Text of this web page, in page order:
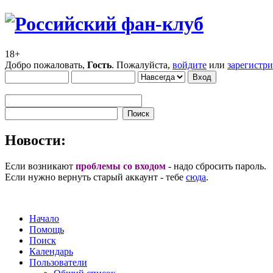
18+
Добро пожаловать, Гость. Пожалуйста, войдите или
Новости:
Если возникают проблемы со входом - надо сбросить пароль.
Если нужно вернуть старый аккаунт - тебе сюда.
Начало
Помощь
Поиск
Календарь
Пользователи